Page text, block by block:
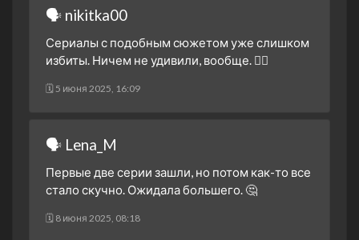
7 октября 2024
1 сезон 10 серия
2 октября 2024
1 сезон 9 серия
30 сентября 2024
1 сезон 7 серия
25 сентября 2024
24 сентября 2024
🗣 nikitka00
Сериалы с подобным сюжетом уже слишком
избиты. Ничем не удивили, вообще. 🤷‍♂️
🗓 5 июня 2025, 16:09
🗣 Lena_M
Первые две серии зашли, но потом как-то все
стало скучно. Ожидала большего. 🤔
🗓 8 июня 2025, 08:18